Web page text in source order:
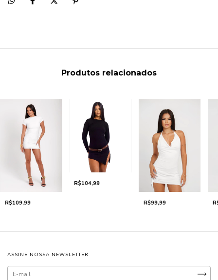
Produtos relacionados
R$109,99
R$104,99
R$99,99
ASSINE NOSSA NEWSLETTER